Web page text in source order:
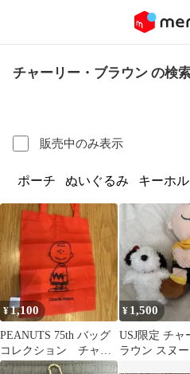
チャーリー・ブラウン の検
販売中のみ表示
ポーチ ぬいぐるみ キーホ
¥1,100
PEANUTS 75th バッグ
コレクション チャー
リーブラウン
¥ 1,500
USJ限定 チャ
ラウン スヌ